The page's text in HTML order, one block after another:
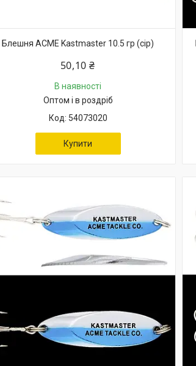
Блешня ACME Kastmaster 10.5 гр (сір)
50,10 ₴
В наявності
Оптом і в роздріб
54073020
Купити